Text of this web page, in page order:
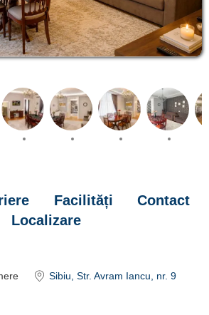
Facilități
Contact
Localizare
Sibiu, Str. Avram Iancu, nr. 9